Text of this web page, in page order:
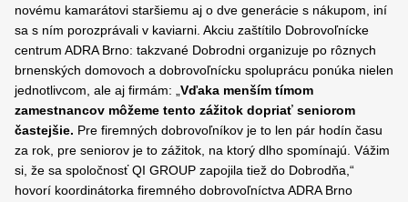
novému kamarátovi staršiemu aj o dve generácie s nákupom, iní
sa s ním porozprávali v kaviarni. Akciu zaštítilo Dobrovoľnícke
centrum ADRA Brno: takzvané Dobrodni organizuje po rôznych
brnenských domovoch a dobrovoľnícku spoluprácu ponúka nielen
jednotlivcom, ale aj firmám: „ Vďaka menším tímom
zamestnancov môžeme tento zážitok dopriať seniorom
častejšie. Pre firemných dobrovoľníkov je to len pár hodín času
za rok, pre seniorov je to zážitok, na ktorý dlho spomínajú. Vážim
si, že sa spoločnosť QI GROUP zapojila tiež do Dobrodňa,“
hovorí koordinátorka firemného dobrovoľníctva ADRA Brno